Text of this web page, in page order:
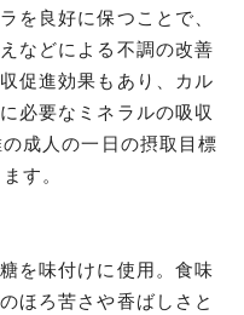
を良好に保つことで、
などによる不調の改善
促進効果もあり、カル
必要なミネラルの吸収
成人の一日の摂取目標
す。
を味付けに使用。食味
ほろ苦さや香ばしさと